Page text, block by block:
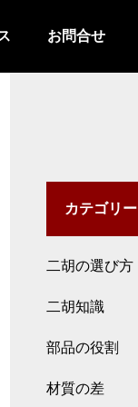
お問合せ
カテゴリー
二胡の選び方
二胡知識
部品の役割
材質の差